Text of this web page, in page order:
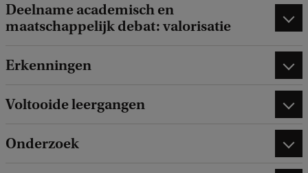
Deelname academisch en
maatschappelijk debat: valorisatie
Erkenningen
Voltooide leergangen
Onderzoek